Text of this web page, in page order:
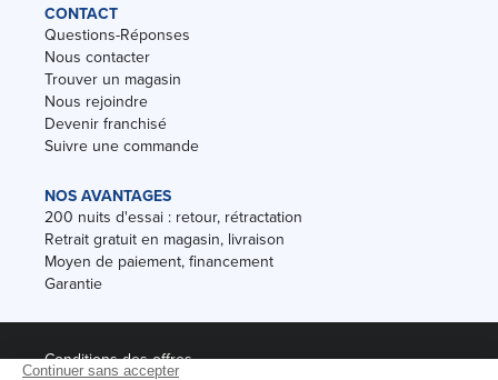
CONTACT
Questions-Réponses
Nous contacter
Trouver un magasin
Nous rejoindre
Devenir franchisé
Suivre une commande
NOS AVANTAGES
200 nuits d'essai : retour, rétractation
Retrait gratuit en magasin, livraison
Moyen de paiement, financement
Garantie
Conditions des offres